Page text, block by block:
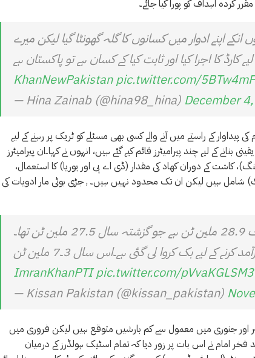
کردہ اہداف کو پورا کیا جائے۔
اپنے ادوار میں کسانوں کا گلہ گھونٹا گیا لیکن میرے
کارڈ کا اجرا کیا اور ثابت کیا کے کسان ہے تو پاکستان ہے
pic.twitter.com/
— Hina Zainab (@hina98_hina) December
پیداوار کے راستے میں آنے والے کسی بھی مسئلے کو ٹریک پر رہنے کے لیے
کے لیے چند پیرامیٹرز قائم کیے گئے ہیں، انہوں نے کہا۔ان پیرامیٹرز
کاشت کے دوران کھاد کی مقدار (ڈی اے پی اور یوریا) کا استعمال،
شامل ہیں لیکن ان تک محدود نہیں ہیں۔ , جڑی بوٹی مار ادویات کی
اس سال 6 ملین ٹن گندم خریدی گئی۔ 13 لاکھ ٹن گندم درآمد کرنے کے لیے بک کروا لی گئی ہے۔اس سال 3۔7 ملین ٹن
pic.twitter.com/pVvaKGLSM3
— Kissan Pakistan (@kissan_pakistan)
اور جنوری میں معمول سے کم بارشیں متوقع ہیں لیکن فروری میں
امام نے اس بات پر زور دیا کہ تمام اسٹیک ہولڈرز کے درمیان